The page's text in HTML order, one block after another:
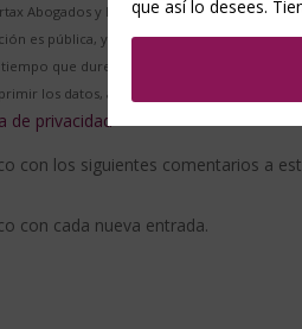
Abogados y Economistas, S.L. , y serán
es pública, y los datos que coloques en
que dure esta entrada del blog o que
los datos, así como otros derechos,
de privacidad
con los siguientes comentarios a
con cada nueva entrada.